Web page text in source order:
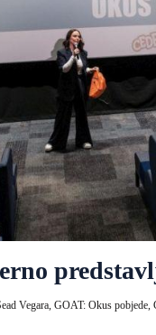
Vegara, GOAT: Okus pobjede,